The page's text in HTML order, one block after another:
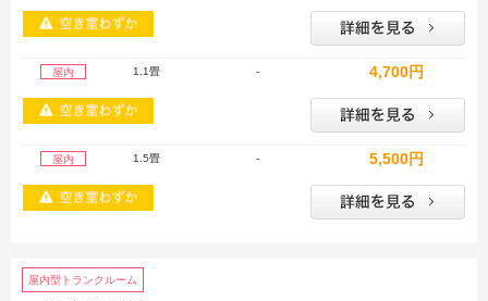
屋内 1.1畳 - 4,700円
屋内 1.5畳 - 5,500円
屋内型トランクルーム